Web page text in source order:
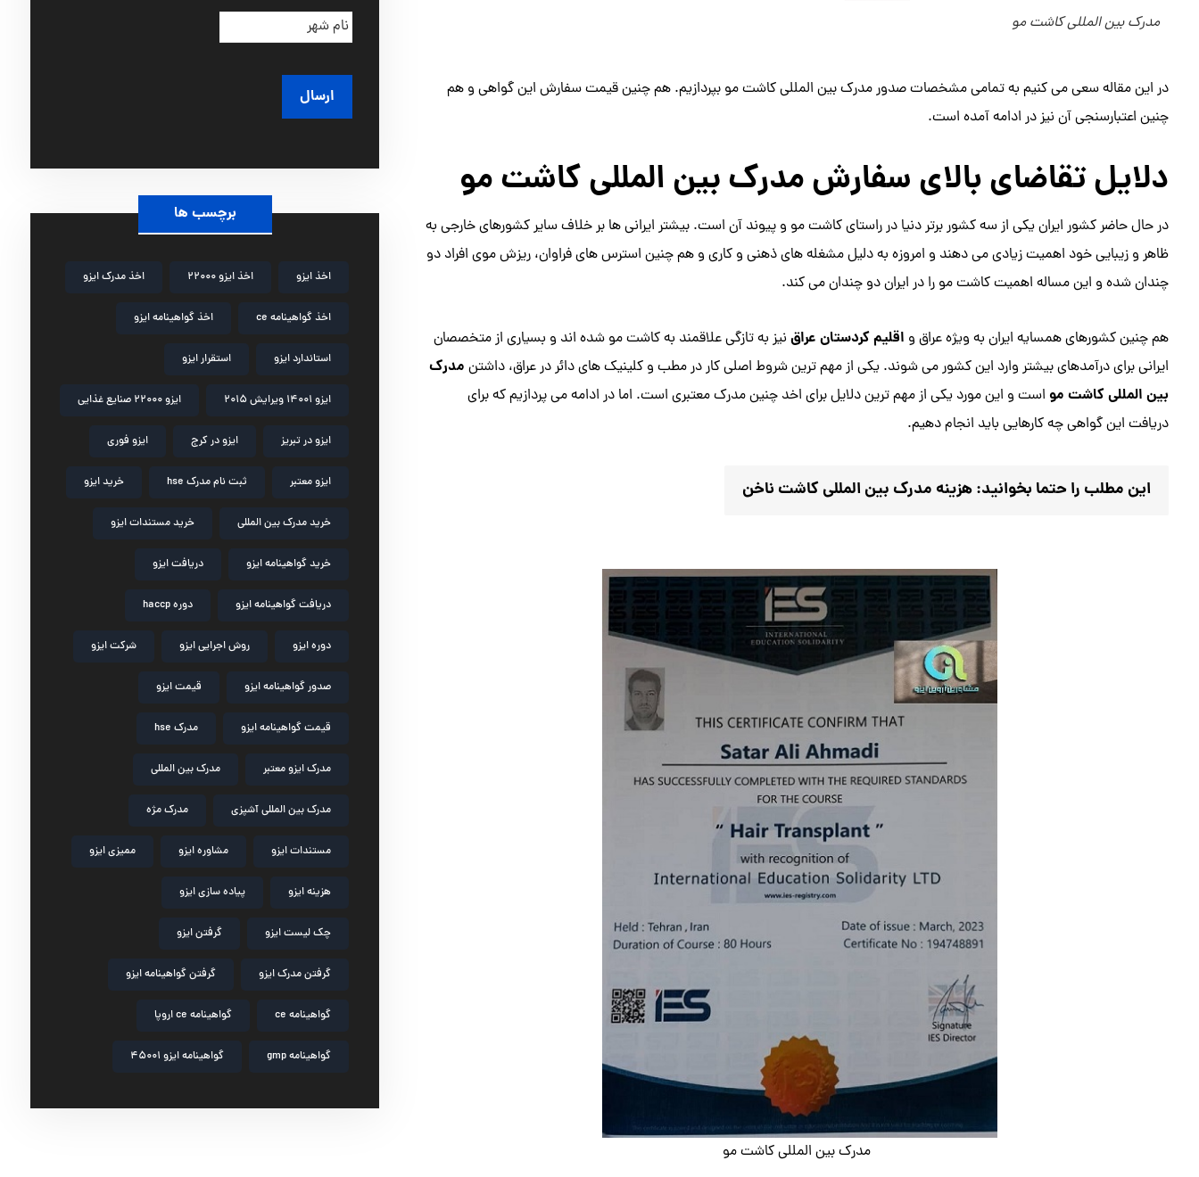
مدرک بین المللی کاشت مو
در این مقاله سعی می کنیم به تمامی مشخصات صدور مدرک بین المللی کاشت مو بپردازیم. هم چنین قیمت سفارش این گواهی و هم
چنین اعتبارسنجی آن نیز در ادامه آمده است.
دلایل تقاضای بالای سفارش مدرک بین المللی کاشت مو
در حال حاضر کشور ایران یکی از سه کشور برتر دنیا در راستای کاشت مو و پیوند آن است. بیشتر ایرانی ها بر خلاف سایر کشورهای خارجی به
ظاهر و زیبایی خود اهمیت زیادی می دهند و امروزه به دلیل مشغله های ذهنی و کاری و هم چنین استرس های فراوان، ریزش موی افراد دو
چندان شده و این مساله اهمیت کاشت مو را در ایران دو چندان می کند.
هم چنین کشورهای همسایه ایران به ویژه عراق و اقلیم کردستان عراقنیز به تازگی علاقمند به کاشت مو شده اند و بسیاری از متخصصان
ایرانی برای درآمدهای بیشتر وارد این کشور می شوند. یکی از مهم ترین شروط اصلی کار در مطب و کلینیک های دائر در عراق، داشتن مدرک
بین المللی کاشت مو است و این مورد یکی از مهم ترین دلایل برای اخد چنین مدرک معتبری است. اما در ادامه می پردازیم که برای
دریافت این گواهی چه کارهایی باید انجام دهیم.
این مطلب را حتما بخوانید:هزینه مدرک بین المللی کاشت ناخن
مدرک بین المللی کاشت مو
و
د
ی
ل
ن
م
ه
برچسب ها
اخذ ایزو اخذ ایزو 22000 اخذ مدرک ایزو
اخذ گواهینامه ce اخذ گواهینامه ایزو
استاندارد ایزو استقرار ایزو
ایزو 14001 ویرایش 2015 ایزو 22000 صنایع غذایی
ایزو در تبریز ایزو در کرج ایزو فوری
ایزو معتبر ثبت نام مدرک hse خرید ایزو
خرید مدرک بین المللی خرید مستندات ایزو
خرید گواهینامه ایزو دریافت ایزو
دریافت گواهینامه ایزو دوره haccp
دوره ایزو روش اجرایی ایزو شرکت ایزو
صدور گواهینامه ایزو قیمت ایزو
قیمت گواهینامه ایزو مدرک hse
مدرک ایزو معتبر مدرک بین المللی
مدرک بین المللی آشپزی مدرک مژه
مستندات ایزو مشاوره ایزو ممیزی ایزو
هزینه ایزو پیاده سازی ایزو
چک لیست ایزو گرفتن ایزو
گرفتن مدرک ایزو گرفتن گواهینامه ایزو
گواهینامه ce گواهینامه ce اروپا
گواهینامه gmp گواهینامه ایزو 45001